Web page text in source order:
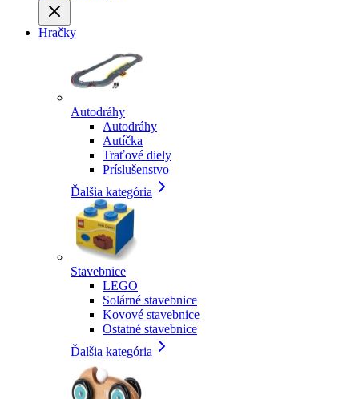
Hračky
Autodráhy
Autodráhy
Autíčka
Traťové diely
Príslušenstvo
Ďalšia kategória
Stavebnice
LEGO
Solárné stavebnice
Kovové stavebnice
Ostatné stavebnice
Ďalšia kategória